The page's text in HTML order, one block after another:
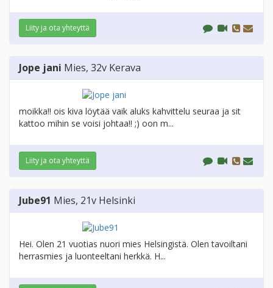
Liity ja ota yhteyttä
Jope jani Mies, 32v Kerava
moikka!! ois kiva löytää vaik aluks kahvittelu seuraa ja sit
kattoo mihin se voisi johtaa!! ;) oon m...
Liity ja ota yhteyttä
Jube91 Mies, 21v Helsinki
Hei. Olen 21 vuotias nuori mies Helsingistä. Olen tavoiltani
herrasmies ja luonteeltani herkkä. H...